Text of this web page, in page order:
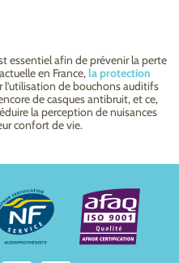
essentiel afin de prévenir la perte
en France,la protection
l’utilisation de bouchons auditifs
de casques antibruit, et ce,
la perception de nuisances
confort de vie.